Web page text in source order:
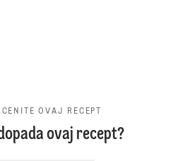
OVAJ RECEPT
ovaj recept?